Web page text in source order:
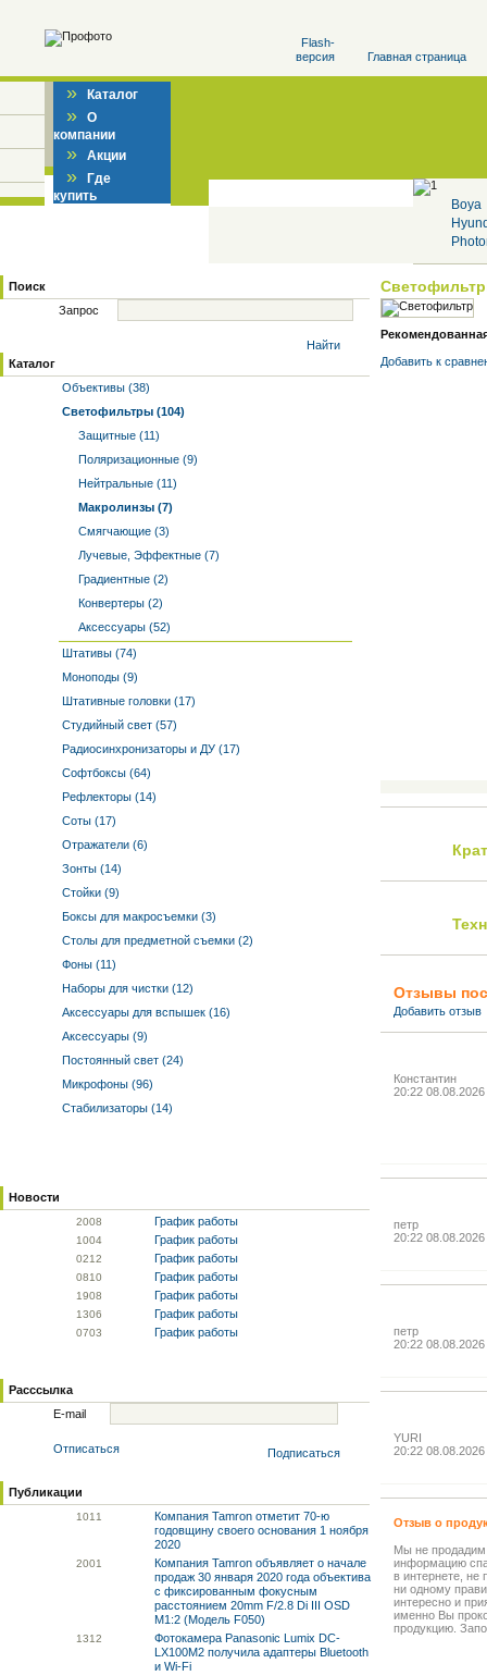
Flash-
версия
Главная страница
» Каталог
» О
компании
» Акции
» Где
купить
Boya
Поиск
Запрос
Найти
Каталог
Объективы (38)
Светофильтры (104)
Защитные (11)
Поляризационные (9)
Нейтральные (11)
Макролинзы (7)
Смягчающие (3)
Лучевые, Эффектные (7)
Градиентные (2)
Конвертеры (2)
Аксессуары (52)
Штативы (74)
Моноподы (9)
Штативные головки (17)
Студийный свет (57)
Радиосинхронизаторы и ДУ (17)
Софтбоксы (64)
Рефлекторы (14)
Соты (17)
Отражатели (6)
Зонты (14)
Стойки (9)
Боксы для макросъемки (3)
Столы для предметной съемки (2)
Фоны (11)
Наборы для чистки (12)
Аксессуары для вспышек (16)
Аксессуары (9)
Постоянный свет (24)
Микрофоны (96)
Стабилизаторы (14)
Новости
2008 График работы
1004 График работы
0212 График работы
0810 График работы
1908 График работы
1306 График работы
0703 График работы
Расссылка
E-mail
Отписаться Подписаться
Публикации
1011
Компания Tamron отметит 70-ю
годовщину своего основания 1 ноября
2020
2001
Компания Tamron объявляет о начале
продаж 30 января 2020 года объектива
с фиксированным фокусным
расстоянием 20mm F/2.8 Di III OSD
M1:2 (Модель F050)
1312
Фотокамера Panasonic Lumix DC-
LX100M2 получила адаптеры Bluetooth
и Wi-Fi
Добавить к
Отзывы
Добавить отзыв
Константин
20:22 08.08.2026
петр
20:22 08.08.2026
петр
20:22 08.08.2026
YURI
20:22 08.08.2026
Отзыв о
Мы не
информацию
в интернете, не
ни одному
интересно и
именно Вы
продукцию.